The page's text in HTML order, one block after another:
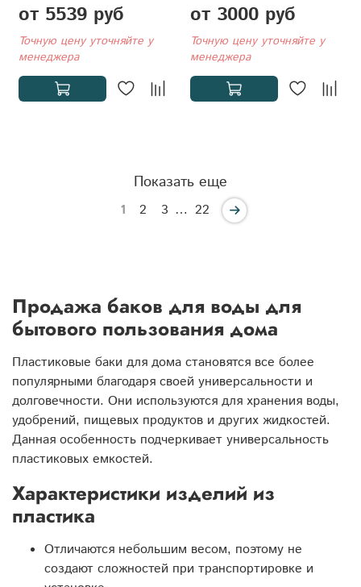
от 5539 руб
Точную цену уточняйте у
менеджера
от 3000 руб
Точную цену уточняйте у
менеджера
Показать еще
1 2 3 … 22
Продажа баков для воды для
бытового пользования дома
Пластиковые баки для дома становятся все более
популярными благодаря своей универсальности и
долговечности. Они используются для хранения воды,
удобрений, пищевых продуктов и других жидкостей.
Данная особенность подчеркивает универсальность
пластиковых емкостей.
Характеристики изделий из
пластика
Отличаются небольшим весом, поэтому не
создают сложностей при транспортировке и